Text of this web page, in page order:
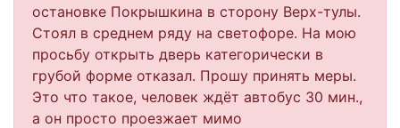
остановке Покрышкина в сторону Верх-тулы.
Стоял в среднем ряду на светофоре. На мою
просьбу открыть дверь категорически в
грубой форме отказал. Прошу принять меры.
Это что такое, человек ждёт автобус 30 мин.,
а он просто проезжает мимо